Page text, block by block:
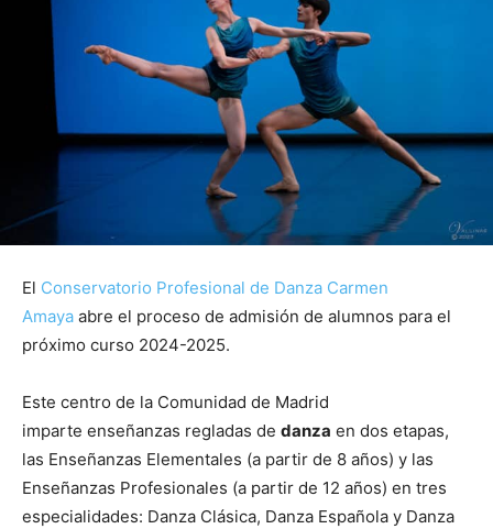
El Conservatorio Profesional de Danza Carmen
Amaya abre el proceso de admisión de alumnos para el
próximo curso 2024-2025.
Este centro de la Comunidad de Madrid
imparte enseñanzas regladas de danza en dos etapas,
las Enseñanzas Elementales (a partir de 8 años) y las
Enseñanzas Profesionales (a partir de 12 años) en tres
especialidades: Danza Clásica, Danza Española y Danza